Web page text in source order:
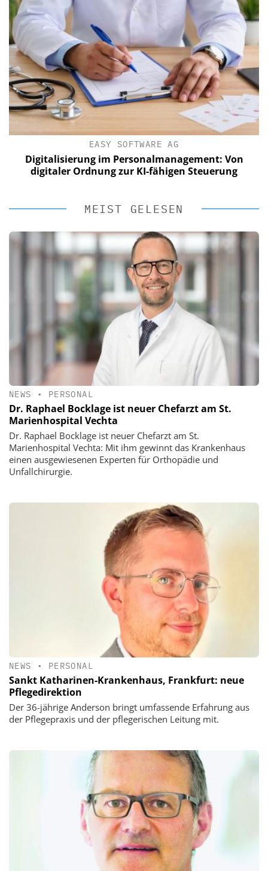
EASY SOFTWARE AG
Digitalisierung im Personalmanagement: Von
digitaler Ordnung zur KI-fähigen Steuerung
MEIST GELESEN
NEWS • PERSONAL
Dr. Raphael Bocklage ist neuer Chefarzt am St.
Marienhospital Vechta
Dr. Raphael Bocklage ist neuer Chefarzt am St.
Marienhospital Vechta: Mit ihm gewinnt das Krankenhaus
einen ausgewiesenen Experten für Orthopädie und
Unfallchirurgie.
NEWS • PERSONAL
Sankt Katharinen-Krankenhaus, Frankfurt: neue
Pflegedirektion
Der 36-jährige Anderson bringt umfassende Erfahrung aus
der Pflegepraxis und der pflegerischen Leitung mit.